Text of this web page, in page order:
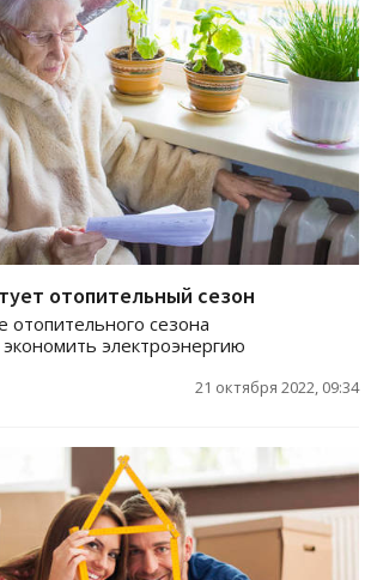
отопительный сезон
сезона
электроэнергию
21 октября 2022, 09:34